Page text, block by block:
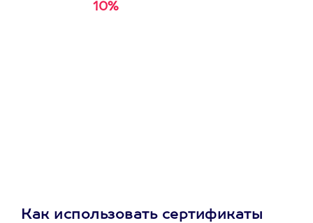
10%
Как использовать сертификаты